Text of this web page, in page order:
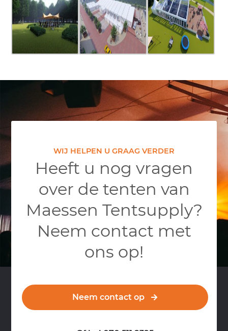
WIJ HELPEN U GRAAG VERDER
Heeft u nog vragen
over de tenten van
Maessen Tentsupply?
Neem contact met
ons op!
Neem contact op